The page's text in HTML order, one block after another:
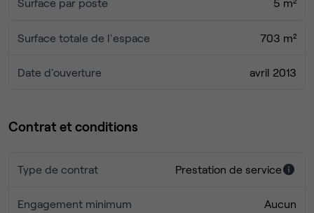
Surface par poste 5 m²
Surface totale de l'espace 703 m²
Date d'ouverture avril 2013
Contrat et conditions
Type de contrat Prestation de service
Engagement minimum Aucun